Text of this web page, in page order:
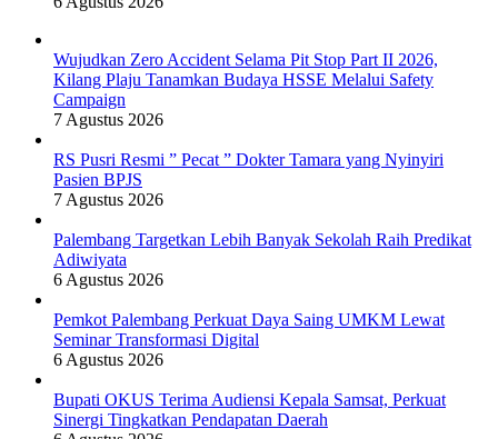
Wujudkan Zero Accident Selama Pit Stop Part II 2026,
Kilang Plaju Tanamkan Budaya HSSE Melalui Safety
Campaign
7 Agustus 2026
RS Pusri Resmi ” Pecat ” Dokter Tamara yang Nyinyiri
Pasien BPJS
7 Agustus 2026
Palembang Targetkan Lebih Banyak Sekolah Raih Predikat
Adiwiyata
6 Agustus 2026
Pemkot Palembang Perkuat Daya Saing UMKM Lewat
Seminar Transformasi Digital
6 Agustus 2026
Bupati OKUS Terima Audiensi Kepala Samsat, Perkuat
Sinergi Tingkatkan Pendapatan Daerah